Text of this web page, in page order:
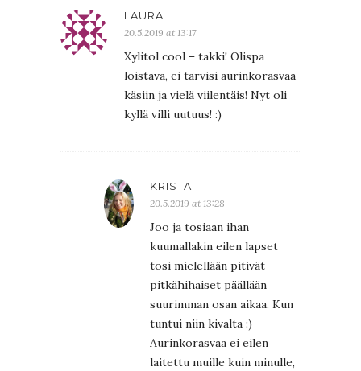
LAURA
20.5.2019 at 13:17
Xylitol cool – takki! Olispa
loistava, ei tarvisi aurinkorasvaa
käsiin ja vielä viilentäis! Nyt oli
kyllä villi uutuus! :)
KRISTA
20.5.2019 at 13:28
Joo ja tosiaan ihan
kuumallakin eilen lapset
tosi mielellään pitivät
pitkähihaiset päällään
suurimman osan aikaa. Kun
tuntui niin kivalta :)
Aurinkorasvaa ei eilen
laitettu muille kuin minulle,